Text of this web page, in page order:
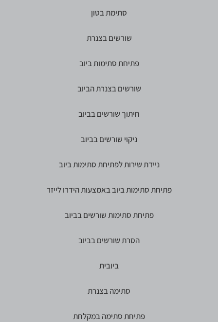
סתימת בטון
שורשים בצנרת
פתיחת סתימות ביוב
שורשים בצנרת הביוב
חיתוך שורשים בביוב
ניקוי שורשים בביוב
ניידת שירות לפתיחת סתימות ביוב
פתיחת סתימות ביוב באמצעות הידרו לייזר
פתיחת סתימות שורשים בביוב
הסרת שורשים בביוב
ביובית
סתימה בצנרת
פתיחת סתימה במקלחת